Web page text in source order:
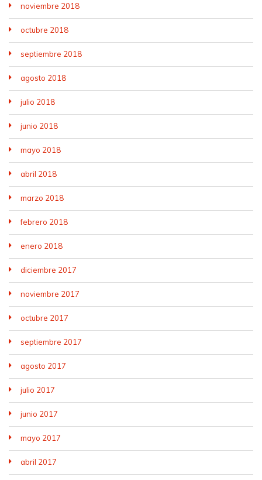
noviembre 2018
octubre 2018
septiembre 2018
agosto 2018
julio 2018
junio 2018
mayo 2018
abril 2018
marzo 2018
febrero 2018
enero 2018
diciembre 2017
noviembre 2017
octubre 2017
septiembre 2017
agosto 2017
julio 2017
junio 2017
mayo 2017
abril 2017